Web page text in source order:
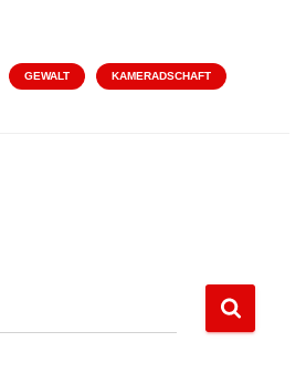
GEWALT KAMERADSCHAFT